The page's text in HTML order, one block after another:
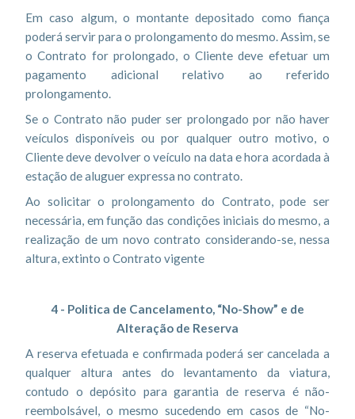
Em caso algum, o montante depositado como fiança
poderá servir para o prolongamento do mesmo. Assim, se
o Contrato for prolongado, o Cliente deve efetuar um
pagamento adicional relativo ao referido
prolongamento.
Se o Contrato não puder ser prolongado por não haver
veículos disponíveis ou por qualquer outro motivo, o
Cliente deve devolver o veículo na data e hora acordada à
estação de aluguer expressa no contrato.
Ao solicitar o prolongamento do Contrato, pode ser
necessária, em função das condições iniciais do mesmo, a
realização de um novo contrato considerando-se, nessa
altura, extinto o Contrato vigente
4 - Politica de Cancelamento, “No-Show” e de
Alteração de Reserva
A reserva efetuada e confirmada poderá ser cancelada a
qualquer altura antes do levantamento da viatura,
contudo o depósito para garantia de reserva é não-
reembolsável, o mesmo sucedendo em casos de “No-